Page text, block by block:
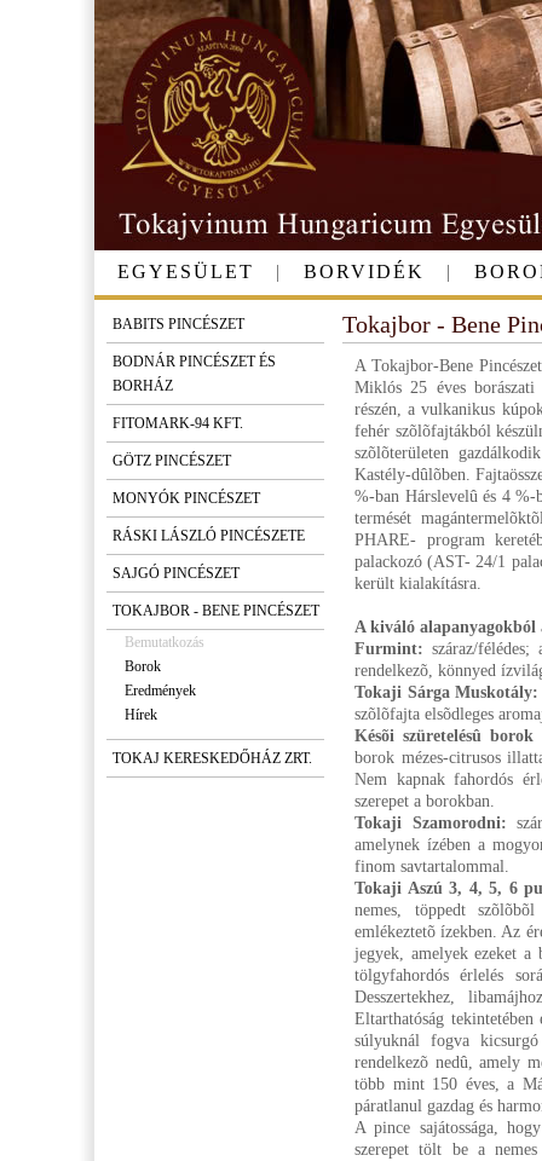
EGYESÜLET | BORVIDÉK |
BABITS PINCÉSZET
BODNÁR PINCÉSZET ÉS
BORHÁZ
FITOMARK-94 KFT.
GÖTZ PINCÉSZET
MONYÓK PINCÉSZET
RÁSKI LÁSZLÓ PINCÉSZETE
SAJGÓ PINCÉSZET
TOKAJBOR - BENE PINCÉSZET
Bemutatkozás
Borok
Eredmények
Hírek
TOKAJ KERESKEDŐHÁZ ZRT.
Tokajbor - Bene
A Tokajbor-Bene
Miklós 25 éves borászati
részén, a vulkanikus
fehér szõlõfajtákból
szõlõterületen
Kastély-dûlõben.
%-ban Hárslevelû és 4
termését
PHARE- program
palackozó (AST- 24/1
került kialakításra.
A kiváló
Furmint: száraz/
rendelkezõ, könnyed
Tokaji Sárga Muskotály:
szõlõfajta elsõdleges
Késõi szüretelésû
borok mézes-citrusos
Nem kapnak fahordós
szerepet a borokban.
Tokaji Szamorodni:
amelynek ízében a
finom savtartalommal.
Tokaji Aszú 3, 4, 5, 6
nemes, töppedt
emlékeztetõ ízekben. Az
jegyek, amelyek ezeket
tölgyfahordós érlelés
Desszertekhez,
Eltarthatóság tekintetében
súlyuknál fogva
rendelkezõ nedû, amely
több mint 150 éves, a
páratlanul gazdag és
A pince sajátossága,
szerepet tölt be a